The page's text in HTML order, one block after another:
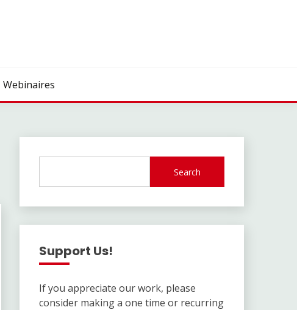
Webinaires
Search
Support Us!
If you appreciate our work, please
consider making a one time or recurring